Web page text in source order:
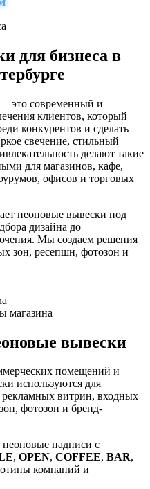
для бизнеса в
это современный и
клиентов, который
конкурентов и сделать
свечение, стильный
делают такие
для магазинов, кафе,
офисов и торговых
неоновые вывески под
дизайна до
Мы создаем решения
зон, ресепшн, фотозон и
вывески
помещений и
используются для
витрин, входных
фотозон и бренд-
надписи с
, OPEN, COFFEE, BAR,
компаний и